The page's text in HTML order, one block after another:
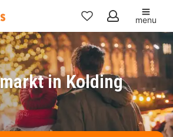
Mijn
favorieten
menu
in Kolding